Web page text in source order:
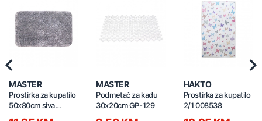
MASTER
Prostirka za kupatilo
50x80cm siva
MASTER
Podmetač za kadu
30x20cm GP-129
HAKTO
Prostirka za kupatilo
2/1 008538